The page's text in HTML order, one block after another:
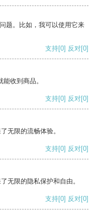
题。比如，我可以使用它来
支持[0] 反对[0]
收到商品。
支持[0] 反对[0]
无限的流畅体验。
支持[0] 反对[0]
无限的隐私保护和自由。
支持[0] 反对[0]